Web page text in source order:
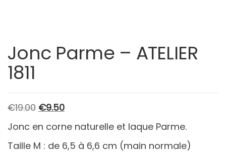
Jonc Parme – ATELIER
1811
€19.00 Le
était :
€9.50Le
est :
Jonc en corne naturelle et laque Parme.
Taille M : de 6,5 à 6,6 cm (main normale)